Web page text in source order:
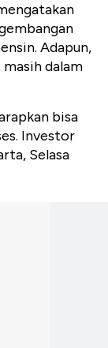
Adapun,
dalam
bisa
Investor
Selasa